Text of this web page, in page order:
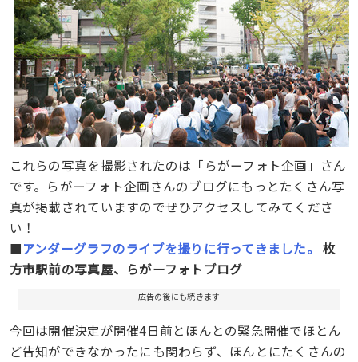
これらの写真を撮影されたのは「らがーフォト企画」さん
です。らがーフォト企画さんのブログにもっとたくさん写
真が掲載されていますのでぜひアクセスしてみてくださ
い！
■アンダーグラフのライブを撮りに行ってきました。 枚
方市駅前の写真屋、らがーフォトブログ
広告の後にも続きます
今回は開催決定が開催4日前とほんとの緊急開催でほとん
ど告知ができなかったにも関わらず、ほんとにたくさんの